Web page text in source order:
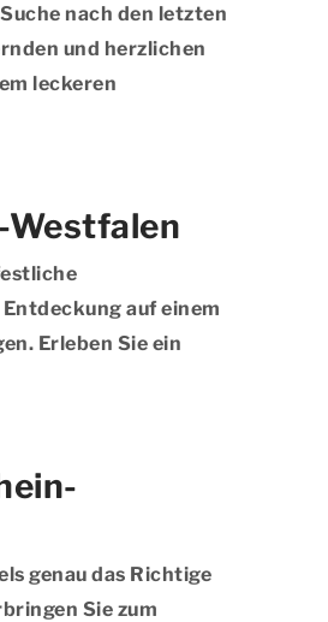
nach den letzten
und herzlichen
leckeren
Westfalen
auf einem
Erleben Sie ein
genau das Richtige
Sie zum